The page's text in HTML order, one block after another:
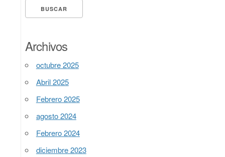
Archivos
octubre 2025
Abril 2025
Febrero 2025
agosto 2024
Febrero 2024
diciembre 2023